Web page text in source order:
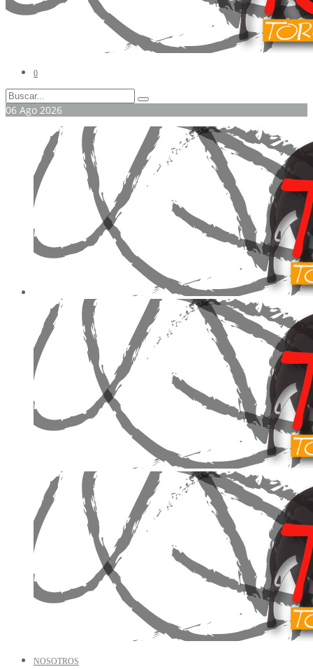
0
06 Ago 2026
NOSOTROS